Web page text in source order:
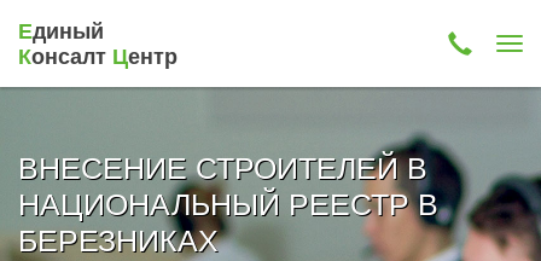
Единый
Консалт Центр
ВНЕСЕНИЕ СТРОИТЕЛЕЙ В
НАЦИОНАЛЬНЫЙ РЕЕСТР В
БЕРЕЗНИКАХ